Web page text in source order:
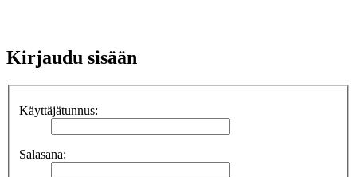
Kirjaudu sisään
Käyttäjätunnus:
Salasana: